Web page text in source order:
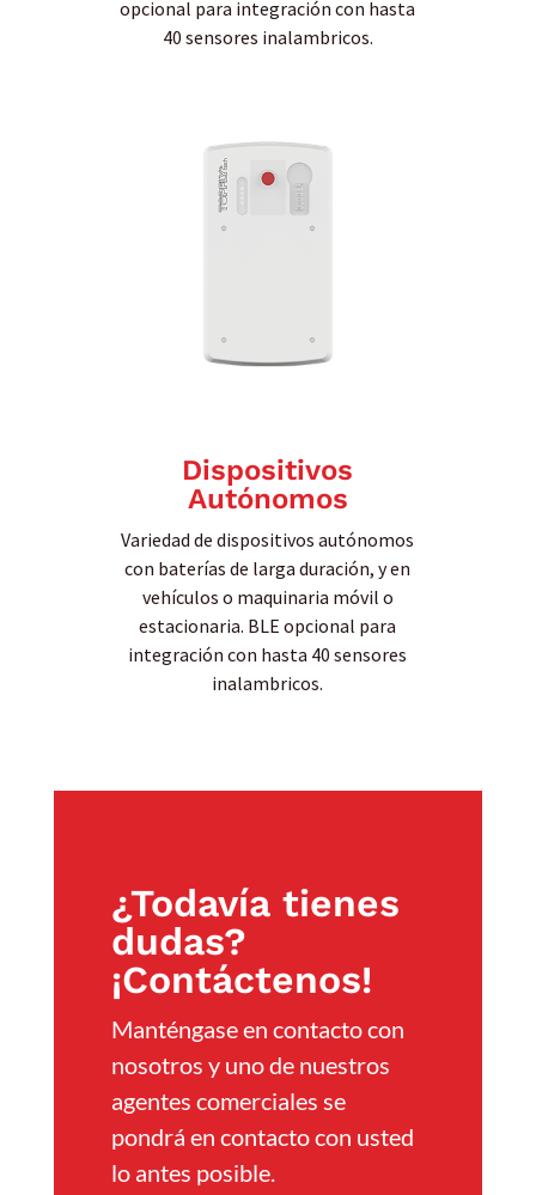
opcional para integración con hasta
40 sensores inalambricos.
Dispositivos
Autónomos
Variedad de dispositivos autónomos
con baterías de larga duración, y en
vehículos o maquinaria móvil o
estacionaria. BLE opcional para
integración con hasta 40 sensores
inalambricos.
¿Todavía tienes
dudas?
¡Contáctenos!
Manténgase en contacto con
nosotros y uno de nuestros
agentes comerciales se
pondrá en contacto con usted
lo antes posible.